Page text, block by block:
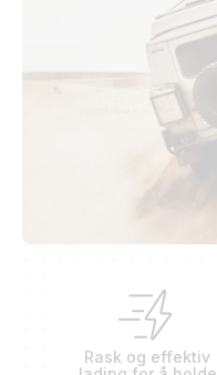
Rask og effektiv